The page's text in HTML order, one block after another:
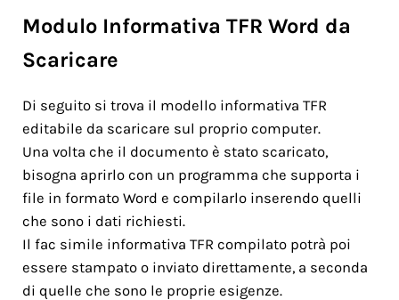
Modulo Informativa TFR Word da
Scaricare
Di seguito si trova il modello informativa TFR
editabile da scaricare sul proprio computer.
Una volta che il documento è stato scaricato,
bisogna aprirlo con un programma che supporta i
file in formato Word e compilarlo inserendo quelli
che sono i dati richiesti.
Il fac simile informativa TFR compilato potrà poi
essere stampato o inviato direttamente, a seconda
di quelle che sono le proprie esigenze.